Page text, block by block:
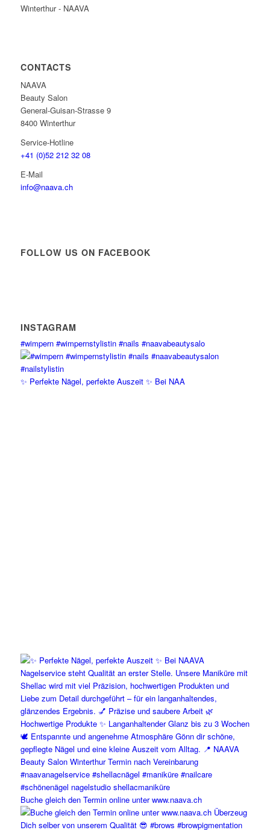
CONTACTS
NAAVA
Beauty Salon
General-Guisan-Strasse 9
8400 Winterthur
Service-Hotline
+41 (0)52 212 32 08
E-Mail
info@naava.ch
FOLLOW US ON FACEBOOK
INSTAGRAM
#wimpern #wimpernstylistin #nails #naavabeautysalo
✨ Perfekte Nägel, perfekte Auszeit ✨ Bei NAA
Buche gleich den Termin online unter www.naava.ch